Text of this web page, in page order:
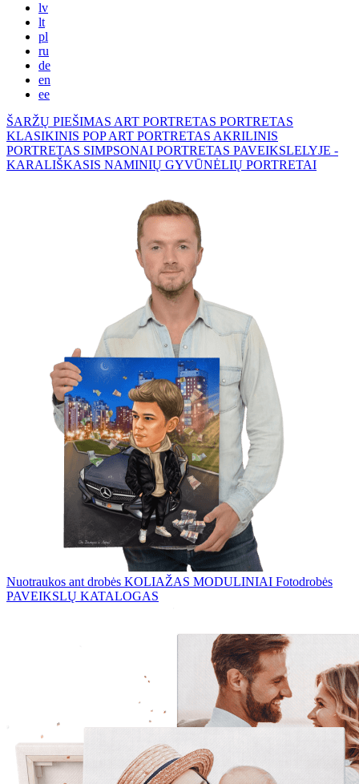
lv
lt
pl
ru
de
en
ee
ŠARŽŲ PIEŠIMAS ART PORTRETAS PORTRETAS
KLASIKINIS POP ART PORTRETAS AKRILINIS
PORTRETAS SIMPSONAI PORTRETAS PAVEIKSLELYJE -
KARALIŠKASIS NAMINIŲ GYVŪNĖLIŲ PORTRETAI
Nuotraukos ant drobės KOLIAŽAS MODULINIAI Fotodrobės
PAVEIKSLŲ KATALOGAS